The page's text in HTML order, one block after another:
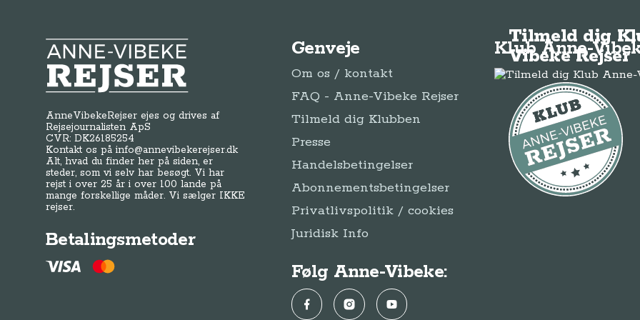
Anne-Vibeke Rejser
AnneVibekeRejser ejes og drives af
Rejsejournalisten ApS
CVR: DK26185254
Kontakt os påinfo@annevibekerejser.dk
Alt, hvad du finder her på siden, er
steder, som vi selv har besøgt. Vi har
rejst i over 25 år i over 100 lande på
mange forskellige måder. Vi sælger IKKE
rejser.
Betalingsmetoder
Genveje
Om os / kontakt
FAQ - Anne-Vibeke Rejser
Tilmeld dig Klubben
Presse
Handelsbetingelser
Abonnementsbetingelser
Privatlivspolitik / cookies
Juridisk Info
Følg Anne-Vibeke:
FacebookInstagramYouTube
Klub Anne-
Tilmeld dig
Vibeke Rejser